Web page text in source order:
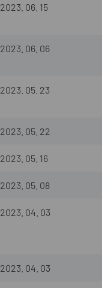
2023. 06. 15
2023. 06. 06
2023. 05. 23
2023. 05. 22
2023. 05. 16
2023. 05. 08
2023. 04. 03
2023. 04. 03